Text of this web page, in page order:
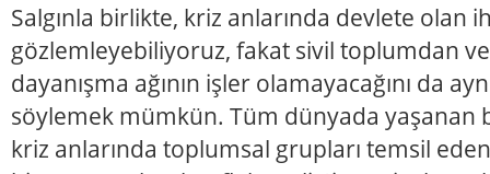
Salgınla birlikte, kriz anlarında devlete olan
gözlemleyebiliyoruz, fakat sivil toplumdan ve
dayanışma ağının işler olamayacağını da
söylemek mümkün. Tüm dünyada yaşanan
kriz anlarında toplumsal grupları temsil